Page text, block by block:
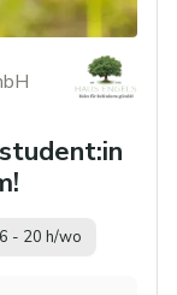
6 - 20 h/wo